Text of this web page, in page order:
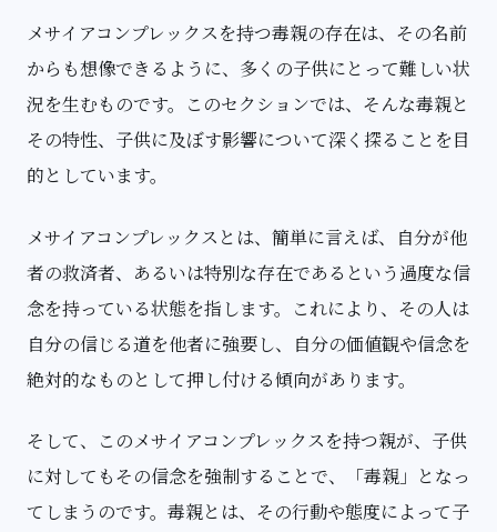
メサイアコンプレックスを持つ毒親の存在は、その名前
からも想像できるように、多くの子供にとって難しい状
況を生むものです。このセクションでは、そんな毒親と
その特性、子供に及ぼす影響について深く探ることを目
的としています。
メサイアコンプレックスとは、簡単に言えば、自分が他
者の救済者、あるいは特別な存在であるという過度な信
念を持っている状態を指します。これにより、その人は
自分の信じる道を他者に強要し、自分の価値観や信念を
絶対的なものとして押し付ける傾向があります。
そして、このメサイアコンプレックスを持つ親が、子供
に対してもその信念を強制することで、「毒親」となっ
てしまうのです。毒親とは、その行動や態度によって子